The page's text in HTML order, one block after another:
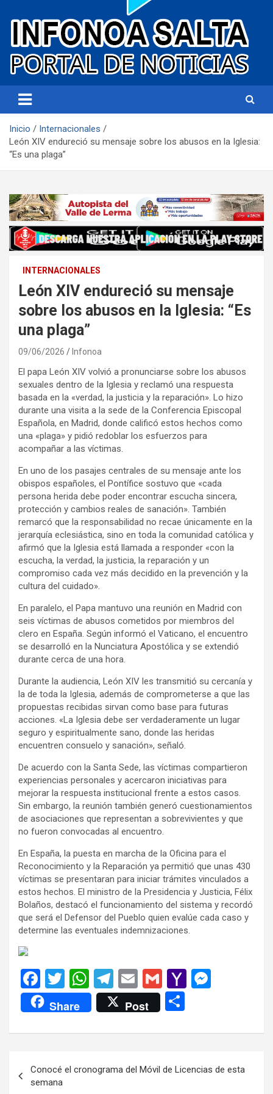
Infonoa Salta
Inicio
Internacionales
León XIV endureció su mensaje sobre los abusos en la Iglesia:
“Es una plaga”
INTERNACIONALES
León XIV endureció su mensaje
sobre los abusos en la Iglesia: “Es
una plaga”
09/06/2026 Infonoa
El papa León XIV volvió a pronunciarse sobre los abusos
sexuales dentro de la Iglesia y reclamó una respuesta
basada en la «verdad, la justicia y la reparación». Lo hizo
durante una visita a la sede de la Conferencia Episcopal
Española, en Madrid, donde calificó estos hechos como
una «plaga» y pidió redoblar los esfuerzos para
acompañar a las víctimas.
En uno de los pasajes centrales de su mensaje ante los
obispos españoles, el Pontífice sostuvo que «cada
persona herida debe poder encontrar escucha sincera,
protección y cambios reales de sanación». También
remarcó que la responsabilidad no recae únicamente en la
jerarquía eclesiástica, sino en toda la comunidad católica y
afirmó que la Iglesia está llamada a responder «con la
escucha, la verdad, la justicia, la reparación y un
compromiso cada vez más decidido en la prevención y la
cultura del cuidado».
En paralelo, el Papa mantuvo una reunión en Madrid con
seis víctimas de abusos cometidos por miembros del
clero en España. Según informó el Vaticano, el encuentro
se desarrolló en la Nunciatura Apostólica y se extendió
durante cerca de una hora.
Durante la audiencia, León XIV les transmitió su cercanía y
la de toda la Iglesia, además de comprometerse a que las
propuestas recibidas sirvan como base para futuras
acciones. «La Iglesia debe ser verdaderamente un lugar
seguro y espiritualmente sano, donde las heridas
encuentren consuelo y sanación», señaló.
De acuerdo con la Santa Sede, las víctimas compartieron
experiencias personales y acercaron iniciativas para
mejorar la respuesta institucional frente a estos casos.
Sin embargo, la reunión también generó cuestionamientos
de asociaciones que representan a sobrevivientes y que
no fueron convocadas al encuentro.
En España, la puesta en marcha de la Oficina para el
Reconocimiento y la Reparación ya permitió que unas 430
víctimas se presentaran para iniciar trámites vinculados a
estos hechos. El ministro de la Presidencia y Justicia, Félix
Bolaños, destacó el funcionamiento del sistema y recordó
que será el Defensor del Pueblo quien evalúe cada caso y
determine las eventuales indemnizaciones.
F
a
ce
b
o
T
wi
tt
er
W
h
at
s
p
T
el
e
gr
m
E
m
ail
G
m
ail
Y
o
M
n
er
Share Post
m
ar
de
Conocé el cronograma del Móvil de Licencias de esta
semana